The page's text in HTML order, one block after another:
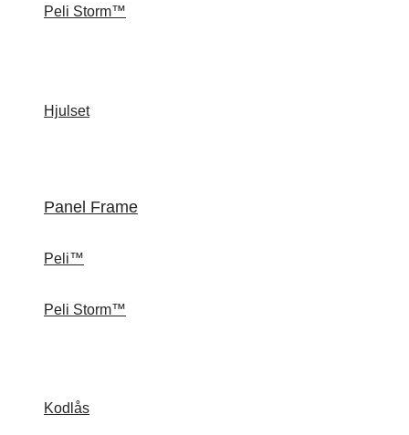
Peli Storm™
Hjulset
Panel Frame
Peli™
Peli Storm™
Kodlås